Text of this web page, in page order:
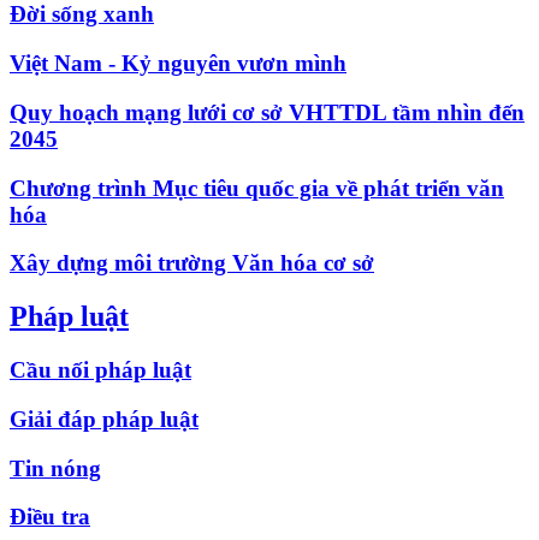
Đời sống xanh
Việt Nam - Kỷ nguyên vươn mình
Quy hoạch mạng lưới cơ sở VHTTDL tầm nhìn đến
2045
Chương trình Mục tiêu quốc gia về phát triển văn
hóa
Xây dựng môi trường Văn hóa cơ sở
Pháp luật
Cầu nối pháp luật
Giải đáp pháp luật
Tin nóng
Điều tra